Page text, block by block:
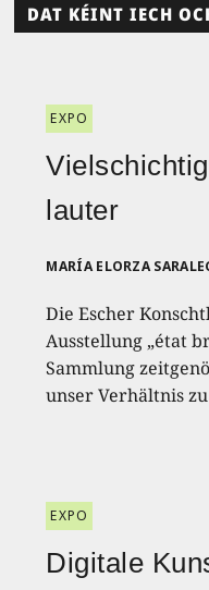
DAT KÉINT IECH
EXPO
lauter
MARÍA ELORZA
Die Escher
Ausstellung „état
Sammlung
unser Verhältnis
EXPO
Digitale